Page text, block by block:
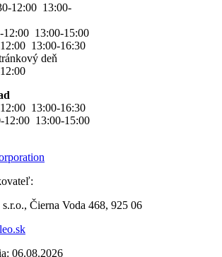
12:00 13:00-
12:00 13:00-15:00
13:00-16:30
deň
13:00-16:30
12:00 13:00-15:00
Čierna Voda 468, 925 06
06.08.2026